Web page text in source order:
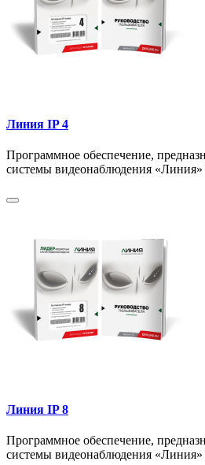
Линия IP 4
Программное обеспечение,
системы видеонаблюдения «Линия»
Линия IP 8
Программное обеспечение,
системы видеонаблюдения «Линия»